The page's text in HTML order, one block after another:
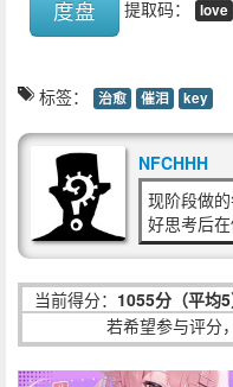
度盘 提取码： love
标签： 治愈 催泪 key
NFCHHH
现阶段做
好思考后
当前得分： 1055分（平均5
若希望参与评分